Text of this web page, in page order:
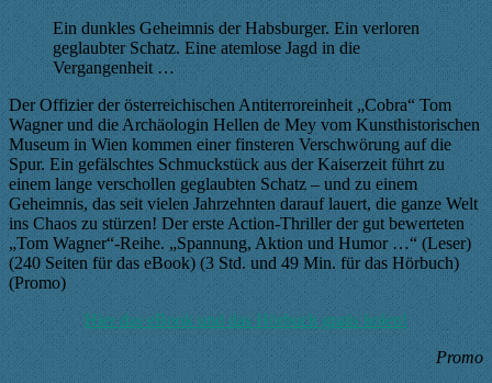
Ein dunkles Geheimnis der Habsburger. Ein verloren
geglaubter Schatz. Eine atemlose Jagd in die
Vergangenheit …
Der Offizier der österreichischen Antiterroreinheit „Cobra“ Tom
Wagner und die Archäologin Hellen de Mey vom Kunsthistorischen
Museum in Wien kommen einer finsteren Verschwörung auf die
Spur. Ein gefälschtes Schmuckstück aus der Kaiserzeit führt zu
einem lange verschollen geglaubten Schatz – und zu einem
Geheimnis, das seit vielen Jahrzehnten darauf lauert, die ganze Welt
ins Chaos zu stürzen! Der erste Action-Thriller der gut bewerteten
„Tom Wagner“-Reihe. „Spannung, Aktion und Humor …“ (Leser)
(240 Seiten für das eBook) (3 Std. und 49 Min. für das Hörbuch)
(Promo)
Hier das eBook und das Hörbuch gratis holen!
Promo